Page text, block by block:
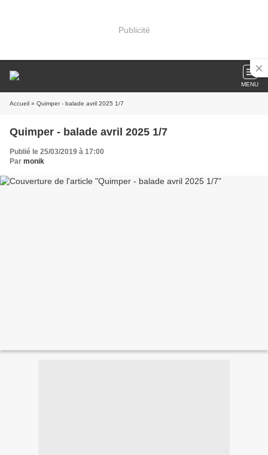
Publicité
MENU
Accueil » Quimper - balade avril 2025 1/7
Quimper - balade avril 2025 1/7
Publié le 25/03/2019 à 17:00
Par monik